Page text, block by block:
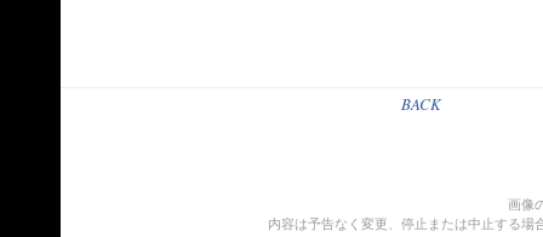
BACK
画像
内容は予告なく変更、停止または中止する